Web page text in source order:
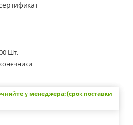
Шт.
у менеджера: (срок поставки